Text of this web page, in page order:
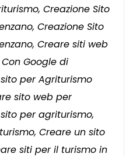
Creazione Sito
Creazione Sito
Creare siti web
Google di
per Agriturismo
sito web per
per agriturismo,
Creare un sito
siti per il turismo in